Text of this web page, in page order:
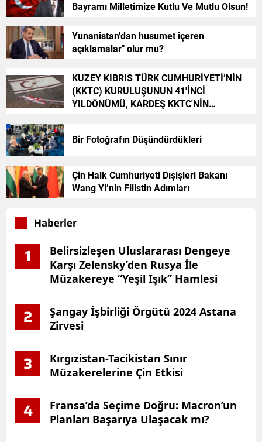
Bayramı Milletimize Kutlu Ve Mutlu Olsun!
Yunanistan'dan husumet içeren
açıklamalar" olur mu?
KUZEY KIBRIS TÜRK CUMHURİYETİ’NİN
(KKTC) KURULUŞUNUN 41'İNCİ
YILDÖNÜMÜ, KARDEŞ KKTC'NİN
Bir Fotoğrafın Düşündürdükleri
Çin Halk Cumhuriyeti Dışişleri Bakanı
Wang Yi’nin Filistin Adımları
Haberler
1
Belirsizleşen Uluslararası Dengeye
Karşı Zelensky’den Rusya İle
Müzakereye “Yeşil Işık” Hamlesi
2
Şangay İşbirliği Örgütü 2024 Astana
Zirvesi
3
Kırgızistan-Tacikistan Sınır
Müzakerelerine Çin Etkisi
4
Fransa’da Seçime Doğru: Macron’un
Planları Başarıya Ulaşacak mı?